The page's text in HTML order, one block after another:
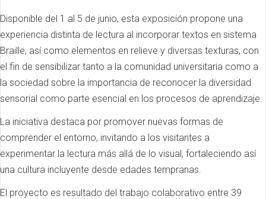
Disponible del 1 al 5 de junio, esta exposición propone una
experiencia distinta de lectura al incorporar textos en sistema
Braille, así como elementos en relieve y diversas texturas, con
el fin de sensibilizar tanto a la comunidad universitaria como a
la sociedad sobre la importancia de reconocer la diversidad
sensorial como parte esencial en los procesos de aprendizaje.
La iniciativa destaca por promover nuevas formas de
comprender el entorno, invitando a los visitantes a
experimentar la lectura más allá de lo visual, fortaleciendo así
una cultura incluyente desde edades tempranas.
El proyecto es resultado del trabajo colaborativo entre 39